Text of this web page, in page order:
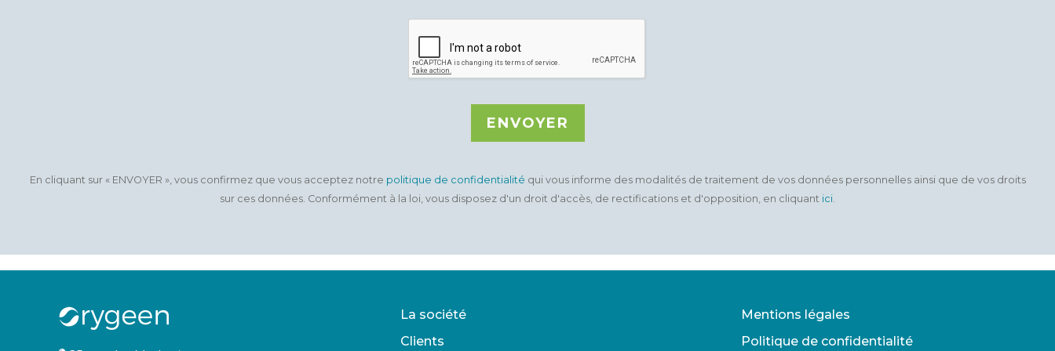
ENVOYER
En cliquant sur « ENVOYER », vous confirmez que vous acceptez notre politique de confidentialité qui vous informe des modalités de traitement de vos données personnelles ainsi que de vos droits
sur ces données. Conformément à la loi, vous disposez d'un droit d'accès, de rectifications et d'opposition, en cliquant ici.
La société
Clients
Mentions légales
Politique de confidentialité